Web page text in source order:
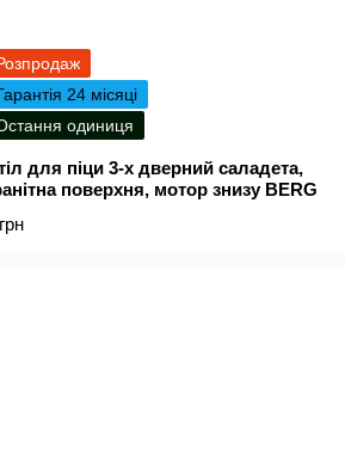
24 місяці
одиниця
для піци 3-х дверний саладета,
поверхня, мотор знизу BERG